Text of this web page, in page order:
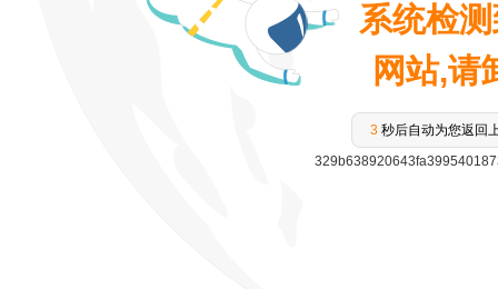
系统检
网站,请
3 秒后自动为您返回